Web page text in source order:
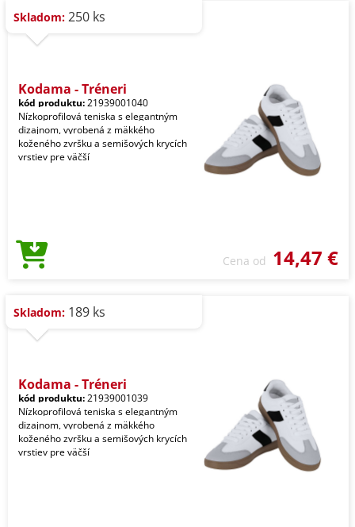
Skladom: 250 ks
Kodama - Tréneri
kód produktu:21939001040
Nízkoprofilová teniska s elegantným
dizajnom, vyrobená z mäkkého
koženého zvršku a semišových krycích
vrstiev pre väčší
Cena od 14,47 €
Skladom: 189 ks
Kodama - Tréneri
kód produktu:21939001039
Nízkoprofilová teniska s elegantným
dizajnom, vyrobená z mäkkého
koženého zvršku a semišových krycích
vrstiev pre väčší